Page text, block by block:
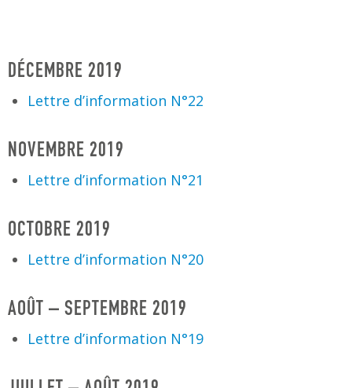
DÉCEMBRE 2019
Lettre d’information N°22
NOVEMBRE 2019
Lettre d’information N°21
OCTOBRE 2019
Lettre d’information N°20
AOÛT – SEPTEMBRE 2019
Lettre d’information N°19